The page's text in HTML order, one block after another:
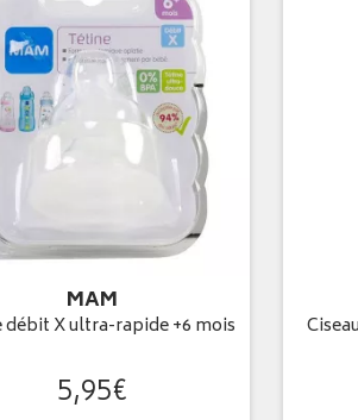
MAM
X ultra-rapide +6 mois
5,95€